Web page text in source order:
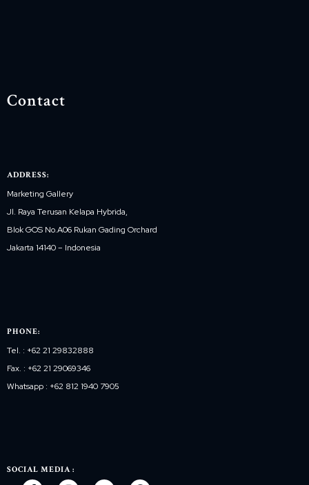
Contact
ADDRESS:
Marketing Gallery
Jl. Raya Terusan Kelapa Hybrida,
Blok GOS No.A06 Rukan Gading Orchard
Jakarta 14140 – Indonesia
PHONE:
Tel. : +62 21 29832888
Fax. : +62 21 29069346
Whatsapp : +62 812 1940 7905
SOCIAL MEDIA :